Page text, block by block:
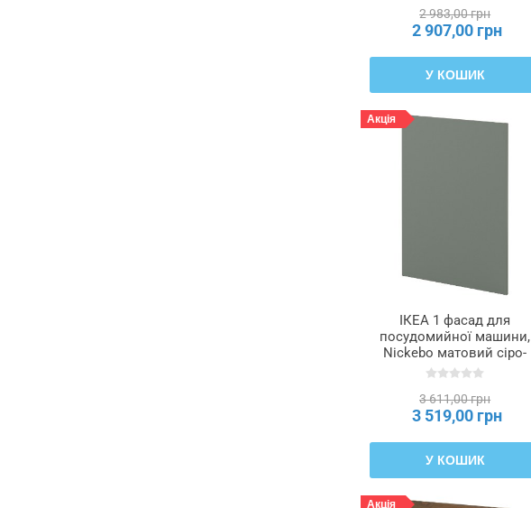
2 983,00 грн
2 907,00 грн
У КОШИК
Акція
ІКЕА 1 фасад для
посудомийної машини,
Nickebo матовий сіро-
зелений, 60 см METOD
3 611,00 грн
3 519,00 грн
У КОШИК
Акція